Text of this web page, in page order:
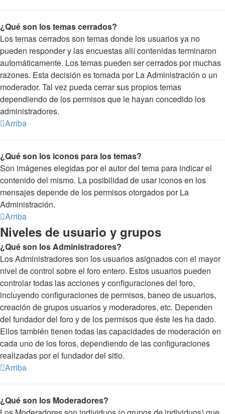
¿Qué son los temas cerrados?
Los temas cerrados son temas donde los usuarios ya no
pueden responder y las encuestas allí contenidas terminaron
automáticamente. Los temas pueden ser cerrados por muchas
razones. Esta decisión es tomada por La Administración o un
moderador. Tal vez pueda cerrar sus propios temas
dependiendo de los permisos que le hayan concedido los
administradores.
Arriba
¿Qué son los iconos para los temas?
Son imágenes elegidas por el autor del tema para indicar el
contenido del mismo. La posibilidad de usar iconos en los
mensajes depende de los permisos otorgados por La
Administración.
Arriba
Niveles de usuario y grupos
¿Qué son los Administradores?
Los Administradores son los usuarios asignados con el mayor
nivel de control sobre el foro entero. Estos usuarios pueden
controlar todas las acciones y configuraciones del foro,
incluyendo configuraciones de permisos, baneo de usuarios,
creación de grupos usuarios y moderadores, etc. Dependen
del fundador del foro y de los permisos que éste les ha dado.
Ellos también tienen todas las capacidades de moderación en
cada uno de los foros, dependiendo de las configuraciones
realizadas por el fundador del sitio.
Arriba
¿Qué son los Moderadores?